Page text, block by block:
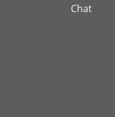
Chat